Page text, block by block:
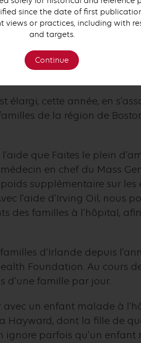
au bien-être de leur
appui des clients
Faites le plein
pour leur
important programme. »
élargi, cette année, en
de la région de
que Faites le plein
en chef du Mass
supplémentaire sur les
l’aide d’Irving Oil, nous
des familles à l’hôpital,
d’Irlande depuis
Foundation. Au cours
d’une famille par jour.
un enfant malade à
Hayward, dont la fille de
ignore parfois qu’un
since the date of first
views or practices, including with
and targets.
Continue